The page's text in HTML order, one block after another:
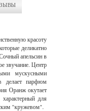
красоту
деликатно
апельсин в
звучание. Центр
мускусными
делает парфюм
Оранж окутает
для
"кружевом".